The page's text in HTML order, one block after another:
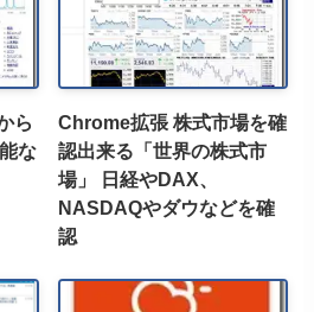
ら
な
Chrome拡張 株式市場を確
認出来る「世界の株式市
場」 日経やDAX、
NASDAQやダウなどを確
認